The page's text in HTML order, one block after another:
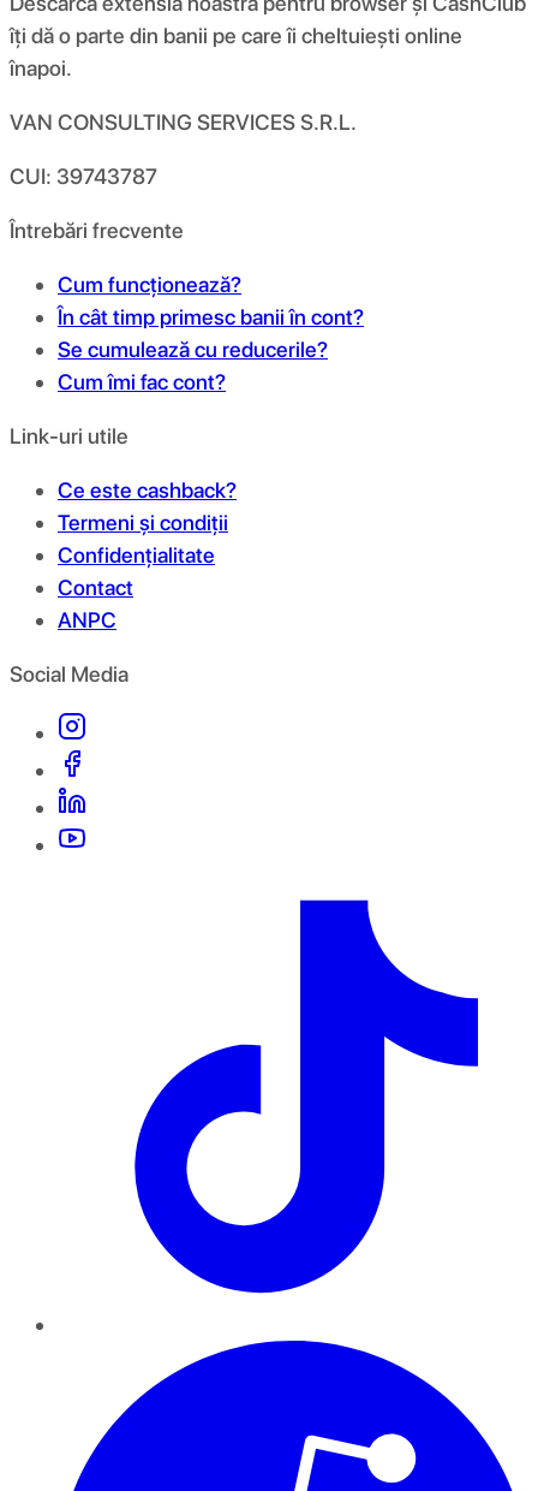
îți dă o parte din banii pe care îi cheltuiești online
înapoi.
VAN CONSULTING SERVICES S.R.L.
CUI: 39743787
Întrebări frecvente
Cum funcționează?
În cât timp primesc banii în cont?
Se cumulează cu reducerile?
Cum îmi fac cont?
Link-uri utile
Ce este cashback?
Termeni și condiții
Confidențialitate
Contact
ANPC
Social Media